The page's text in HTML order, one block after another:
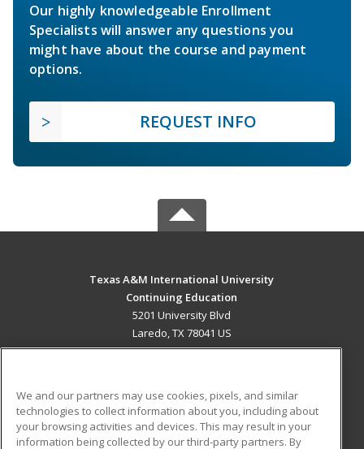
Our highly knowledgeable Enrollment
Specialists will answer any questions you
might have about the course and payment
options.
REQUEST INFO
Texas A&M International University
Continuing Education
5201 University Blvd
Laredo, TX 78041 US
ADDITIONAL RESOURCES
Military Student Blog
We and our partners may use cookies, pixels, and similar
technologies to collect information about you, including about
your browsing activities and devices. This may result in your
information being collected by our third-party partners. By